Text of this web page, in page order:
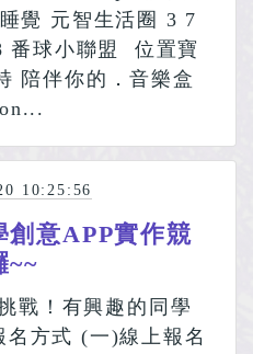
10:25:56
創意APP實作競
~~
戰！有興趣的同學
方式 (一)線上報名